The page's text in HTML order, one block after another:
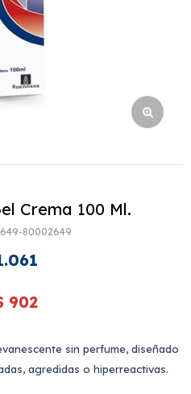
Crema 100 Ml.
80002649
902
sin perfume, diseñado
agredidas o hiperreactivas.